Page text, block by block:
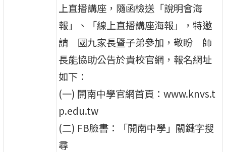
上直播講座，隨函檢送「說明會海
報」、「線上直播講座海報」，特邀
請 國九家長暨子弟參加，敬盼 師
長能協助公告於貴校官網，報名網址
如下：
(一) 開南中學官網首頁：www.knvs.t
p.edu.tw
(二) FB臉書：「開南中學」關鍵字搜
尋